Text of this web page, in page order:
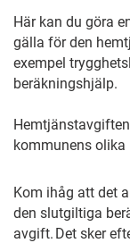
Här kan du göra
gälla för den
exempel
beräkningshjälp.
kommunens
Kom ihåg att det
den slutgiltiga
avgift. Det sker